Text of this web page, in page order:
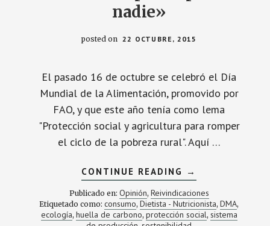
nadie»
posted on 22 OCTUBRE, 2015
El pasado 16 de octubre se celebró el Día
Mundial de la Alimentación, promovido por
FAO, y que este año tenía como lema
"Protección social y agricultura para romper
el ciclo de la pobreza rural". Aquí …
CONTINUE READING ACERCA
DE
«O
CONSTRUIMOS
UN
FUTURO
→
Publicado en: Opinión, Reivindicaciones
Etiquetado como:consumo, Dietista - Nutricionista, DMA,
ecología, huella de carbono, protección social, sistema